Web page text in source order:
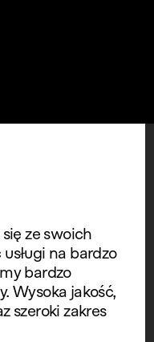
ze swoich
na bardzo
bardzo
Wysoka jakość,
szeroki zakres